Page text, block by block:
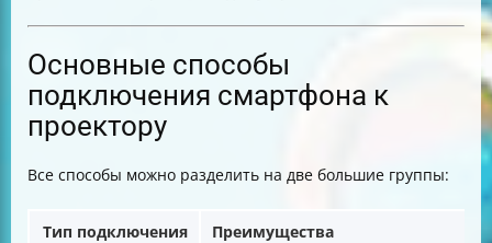
Основные способы
подключения смартфона к
проектору
Все способы можно разделить на две большие группы:
Тип подключения Преимущества